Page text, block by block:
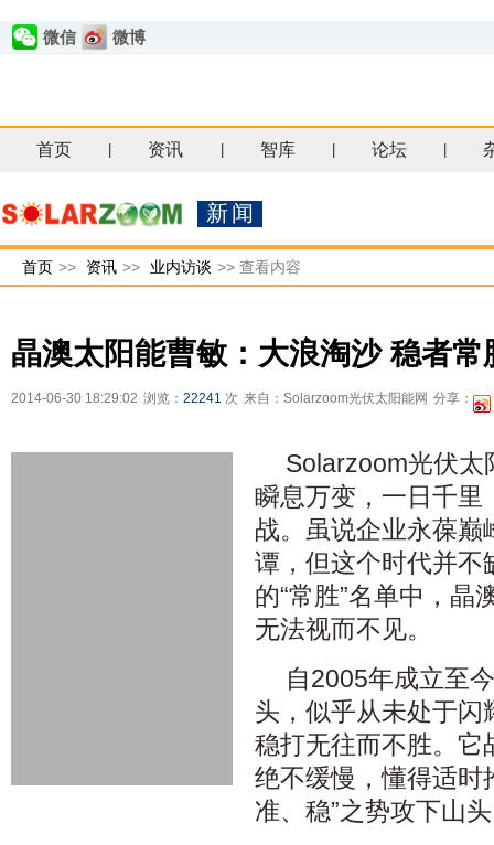
微信 微博
首页 资讯 智库 论坛
新闻
首页 >> 资讯 >> 业内访谈 >> 查看内容
晶澳太阳能曹敏：大浪淘沙 稳者常
2014-06-30 18:29:02 浏览： 22241 次 来自：Solarzoom光伏太阳能网 分享：
Solarzoom光伏
瞬息万变，一日千里
战。虽说企业永葆巅
谭，但这个时代并不
的“常胜”名单中，晶
无法视而不见。
自2005年成立至
头，似乎从未处于闪
稳打无往而不胜。它
绝不缓慢，懂得适时
准、稳”之势攻下山